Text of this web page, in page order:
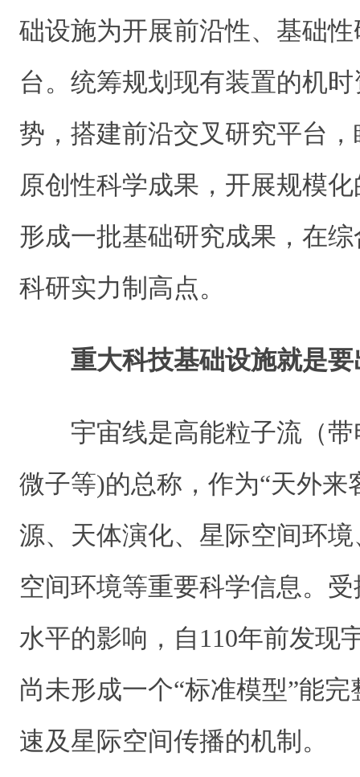
础设施为开展前沿性、基础
台。统筹规划现有装置的机
势，搭建前沿交叉研究平台
原创性科学成果，开展规模
形成一批基础研究成果，在
科研实力制高点。
重大科技基础设施就是
宇宙线是高能粒子流（
微子等)的总称，作为“天外来
源、天体演化、星际空间环
空间环境等重要科学信息。
水平的影响，自110年前发现
尚未形成一个“标准模型”能
速及星际空间传播的机制。